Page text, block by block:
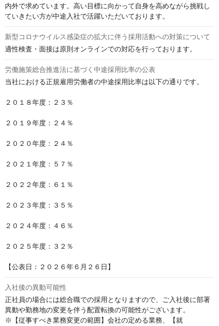
内外で求めています。高い目標に向かって自身を高めながら挑戦し
ていきたい方が中途入社で活躍いただいております。
新型コロナウイルス感染症の拡大に伴う採用活動への対策について
適性検査・面接は原則オンラインでの対応を行っております。
労働施策総合推進法に基づく中途採用比率の公表
当社における正規雇用労働者の中途採用比率は以下の通りです。
２０１８年度：２３％
２０１９年度：２４％
２０２０年度：２４％
２０２１年度：５７％
２０２２年度：６１％
２０２３年度：３５％
２０２４年度：４６％
２０２５年度：３２％
【公表日：２０２６年６月２６日】
入社後の異動可能性
正社員の場合には総合職での採用となりますので、ご入社後に部署
異動や勤務地の変更を伴う配置転換の可能性がございます。
※【従事すべき業務変更の範囲】会社の定める業務、【就